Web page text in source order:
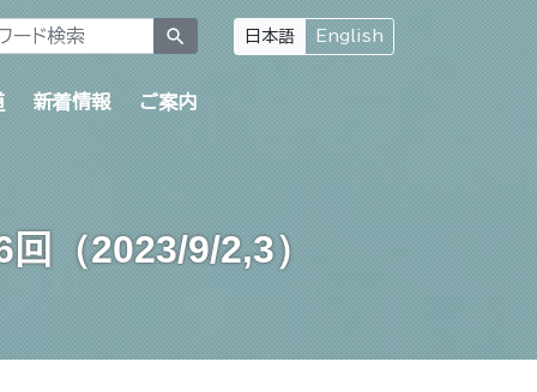
search 日本語 English
新着情報 ご案内
（2023/9/2,3）